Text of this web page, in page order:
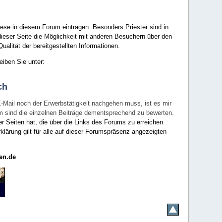
in diesem Forum eintragen. Besonders Priester sind in
Seite die Möglichkeit mit anderen Besuchern über den
der bereitgestellten Informationen.
Sie unter:
noch der Erwerbstätigkeit nachgehen muss, ist es mir
die einzelnen Beiträge dementsprechend zu bewerten.
Seiten hat, die über die Links des Forums zu erreichen
gilt für alle auf dieser Forumspräsenz angezeigten